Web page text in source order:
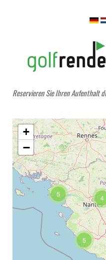
Reservieren Sie Ihren Aufenthalt
4
5
5
+
−